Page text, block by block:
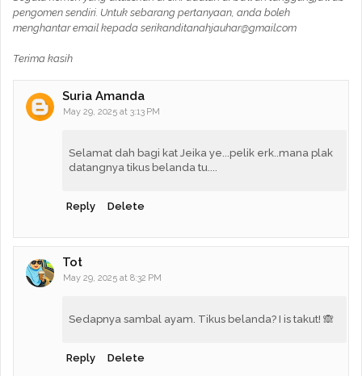
pengomen sendiri. Untuk sebarang pertanyaan, anda boleh
menghantar email kepada serikanditanahjauhar@gmail.com
Terima kasih
Suria Amanda
May 29, 2025 at 3:13 PM
Selamat dah bagi kat Jeika ye...pelik erk..mana plak
datangnya tikus belanda tu....
Reply Delete
Tot
May 29, 2025 at 8:32 PM
Sedapnya sambal ayam. Tikus belanda? I is takut! 🙈
Reply Delete